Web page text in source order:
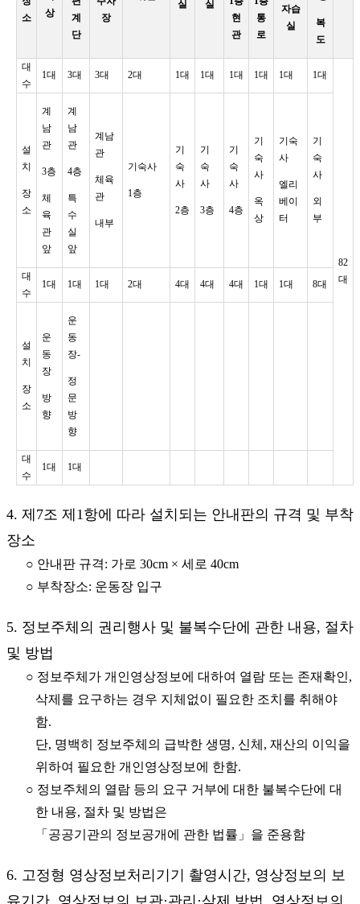
소
상
계
단
장
실 실
현
관
통
로
자습
실
복
도
대
수
1대 3대 3대 2대 1대 1대 1대 1대 1대 1대
82
대
설
치
장
소
계
남
관
3층
체
육
관
앞
계
남
관
4층
특
수
실
앞
계남
관
체육
관
내부
기숙사
1층
기
숙
사
2층
기
숙
사
3층
기
숙
사
4층
기
숙
사
옥
상
기숙
사
엘리
베이
터
기
숙
사
외
부
대
수
1대 1대 1대 2대 4대 4대 4대 1대 1대 8대
설
치
장
소
운
동
장
방
향
운
동
장-
정
문
방
향
대
수
1대 1대
4. 제7조 제1항에 따라 설치되는 안내판의 규격 및 부착
장소
○ 안내판 규격: 가로 30cm × 세로 40cm
○ 부착장소: 운동장 입구
5. 정보주체의 권리행사 및 불복수단에 관한 내용, 절차
및 방법
○ 정보주체가 개인영상정보에 대하여 열람 또는 존재확인,
삭제를 요구하는 경우 지체없이 필요한 조치를 취해야
함.
단, 명백히 정보주체의 급박한 생명, 신체, 재산의 이익을
위하여 필요한 개인영상정보에 한함.
○ 정보주체의 열람 등의 요구 거부에 대한 불복수단에 대
한 내용, 절차 및 방법은
「공공기관의 정보공개에 관한 법률」을 준용함
6. 고정형 영상정보처리기기 촬영시간, 영상정보의 보
유기간, 영상정보의 보관·관리·삭제 방법, 영상정보의